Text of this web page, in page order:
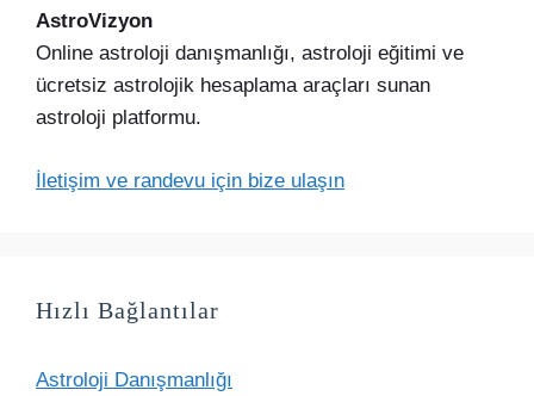
AstroVizyon
Online astroloji danışmanlığı, astroloji eğitimi ve
ücretsiz astrolojik hesaplama araçları sunan
astroloji platformu.
İletişim ve randevu için bize ulaşın
Hızlı Bağlantılar
Astroloji Danışmanlığı